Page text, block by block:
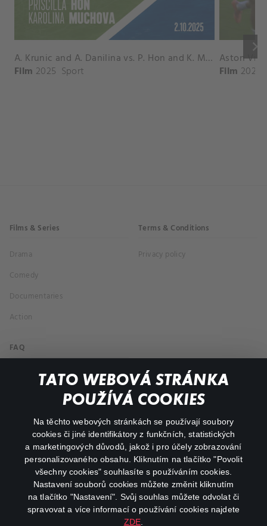
TATO WEBOVÁ STRÁNKA
POUŽÍVÁ COOKIES
Na těchto webových stránkách se používají soubory
cookies či jiné identifikátory z funkčních, statistických
a marketingových důvodů, jakož i pro účely zobrazování
personalizovaného obsahu. Kliknutím na tlačítko "Povolit
všechny cookies" souhlasíte s používáním cookies.
Nastavení souborů cookies můžete změnit kliknutím
na tlačítko "Nastavení". Svůj souhlas můžete odvolat či
spravovat a více informací o používání cookies najdete
ZDE
keyboard_arrow_right
A. Krunic and A. Danilina vs. P. Hon and K. Muchova Match Highlights - BEIJING_Capital Group Diamond ( October 02, 2025)
Film 2025 Sport Film 2026
Films & Series
Drama
Comedy
Documentaries
Action
Terms & Conditions
Privacy policy
FAQ
My profile
facebookinstagram
youtube